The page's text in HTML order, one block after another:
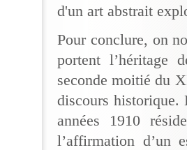
d'un art abstrait
Pour conclure, on
portent l’héritage
seconde moitié du
discours historique.
années 1910
l’affirmation d’un